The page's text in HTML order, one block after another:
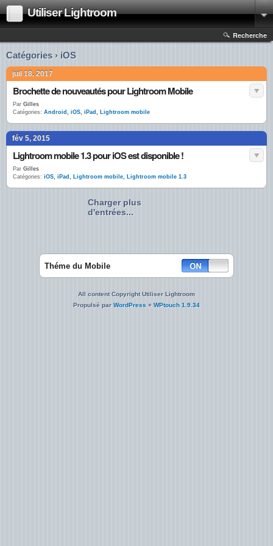
Utiliser Lightroom
Recherche
Catégories › iOS
juil 18, 2017
Brochette de nouveautés pour Lightroom Mobile
Par Gilles
Catégories: Android , iOS, iPad , Lightroom mobile
fév 5, 2015
Lightroom mobile 1.3 pour iOS est disponible !
Par Gilles
Catégories: iOS, iPad , Lightroom mobile, Lightroom mobile 1.3
Charger plus
d'entrées...
Théme du Mobile
All content Copyright Utiliser Lightroom
Propulsé parWordPress + WPtouch 1.9.34